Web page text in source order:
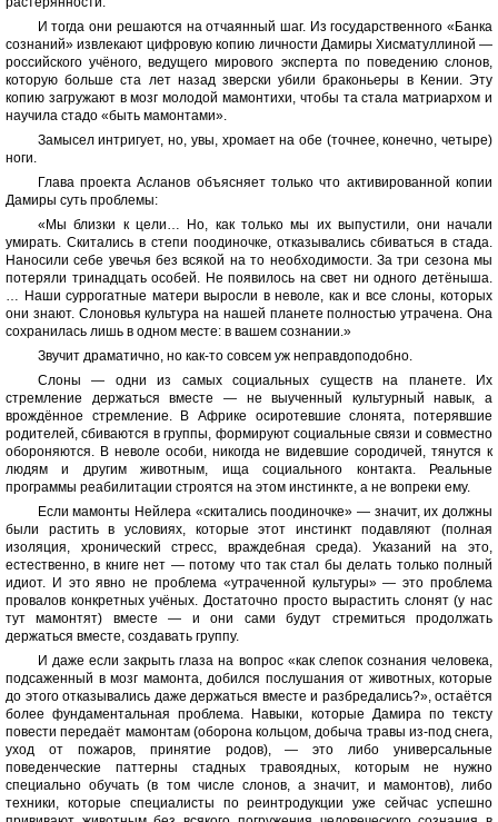
И тогда они решаются на отчаянный шаг. Из государственного «Банка
сознаний» извлекают цифровую копию личности Дамиры Хисматуллиной —
российского учёного, ведущего мирового эксперта по поведению слонов,
которую больше ста лет назад зверски убили браконьеры в Кении. Эту
копию загружают в мозг молодой мамонтихи, чтобы та стала матриархом и
научила стадо «быть мамонтами».
Замысел интригует, но, увы, хромает на обе (точнее, конечно, четыре)
ноги.
Глава проекта Асланов объясняет только что активированной копии
Дамиры суть проблемы:
«Мы близки к цели… Но, как только мы их выпустили, они начали
умирать. Скитались в степи поодиночке, отказывались сбиваться в стада.
Наносили себе увечья без всякой на то необходимости. За три сезона мы
потеряли тринадцать особей. Не появилось на свет ни одного детёныша.
… Наши суррогатные матери выросли в неволе, как и все слоны, которых
они знают. Слоновья культура на нашей планете полностью утрачена. Она
сохранилась лишь в одном месте: в вашем сознании.»
Звучит драматично, но как-то совсем уж неправдоподобно.
Слоны — одни из самых социальных существ на планете. Их
стремление держаться вместе — не выученный культурный навык, а
врождённое стремление. В Африке осиротевшие слонята, потерявшие
родителей, сбиваются в группы, формируют социальные связи и совместно
обороняются. В неволе особи, никогда не видевшие сородичей, тянутся к
людям и другим животным, ища социального контакта. Реальные
программы реабилитации строятся на этом инстинкте, а не вопреки ему.
Если мамонты Нейлера «скитались поодиночке» — значит, их должны
были растить в условиях, которые этот инстинкт подавляют (полная
изоляция, хронический стресс, враждебная среда). Указаний на это,
естественно, в книге нет — потому что так стал бы делать только полный
идиот. И это явно не проблема «утраченной культуры» — это проблема
провалов конкретных учёных. Достаточно просто вырастить слонят (у нас
тут мамонтят) вместе — и они сами будут стремиться продолжать
держаться вместе, создавать группу.
И даже если закрыть глаза на вопрос «как слепок сознания человека,
подсаженный в мозг мамонта, добился послушания от животных, которые
до этого отказывались даже держаться вместе и разбредались?», остаётся
более фундаментальная проблема. Навыки, которые Дамира по тексту
повести передаёт мамонтам (оборона кольцом, добыча травы из-под снега,
уход от пожаров, принятие родов), — это либо универсальные
поведенческие паттерны стадных травоядных, которым не нужно
специально обучать (в том числе слонов, а значит, и мамонтов), либо
техники, которые специалисты по реинтродукции уже сейчас успешно